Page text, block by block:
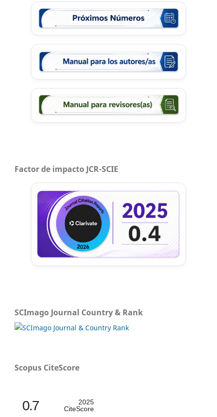
Factor de impacto JCR-SCIE
SCImago Journal Country & Rank
Scopus CiteScore
0.7
2025
CiteScore